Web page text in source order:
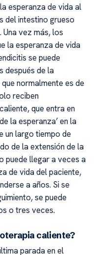
esperanza de vida al
del intestino grueso
vez más, los
la esperanza de vida
se puede
después de la
normalmente es de
reciben
que entra en
la esperanza’ en la
un largo tiempo de
de la extensión de la
puede llegar a veces a
de vida del paciente,
a años. Si se
se puede
o tres veces.
caliente?
parada en el